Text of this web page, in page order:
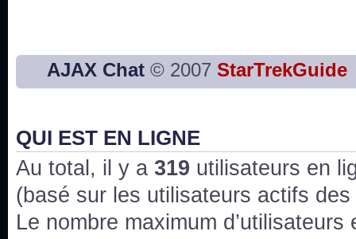
Bon, 2020, ça n'a pas trop marché. JE vous
issus des saisons 6; 7 et 8 !
Bonne année 2020 !
Bonne année 2019 !
AJAX Chat © 2007 StarTrekGuide
QUI EST EN LIGNE
Au total, il y a 319 utilisateurs en
(basé sur les utilisateurs actifs
Le nombre maximum